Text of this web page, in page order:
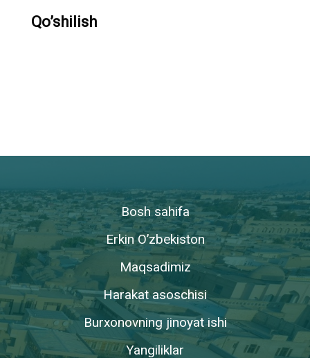
Qo’shilish
Bosh sahifa
Erkin O’zbekiston
Maqsadimiz
Harakat asoschisi
Burxonovning jinoyat ishi
Yangiliklar